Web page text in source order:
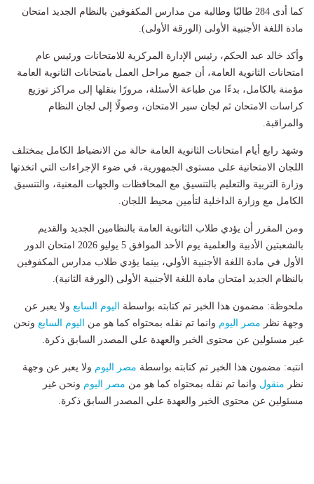
كما أدى 284 طالبًا وطالبة من مدارس المكفوفين بالنظام الجديد امتحان
مادة اللغة الأجنبية الأولى (الورقة الأولى).
وأكد خالد عبد الحكم، رئيس الإدارة المركزية للامتحانات ورئيس عام
امتحانات الثانوية العامة، أن جميع مراحل العمل بامتحانات الثانوية العامة
مؤمنة بالكامل، بدءًا من طباعة الأسئلة، مرورًا بنقلها إلى مراكز توزيع
كراسات الامتحان ثم لجان سير الامتحان، وصولًا إلى لجان النظام
والمراقبة.
وشهد رابع أيام امتحانات الثانوية العامة حالة من الانضباط الكامل بمختلف
اللجان الامتحانية على مستوى الجمهورية، في ضوء الإجراءات التي اتخذتها
وزارة التربية والتعليم بالتنسيق مع المحافظات والجهات المعنية، والتنسيق
الكامل مع وزارة الداخلية لتأمين محيط اللجان.
ومن المقرر أن يؤدي طلاب الثانوية العامة بالنظامين الجديد والقديم
بالشعبتين الأدبية والعلمية يوم الأحد الموافق 5 يوليو 2026 امتحان الدور
الأول في مادة اللغة الأجنبية الأولي، بينما يؤدي طلاب مدارس المكفوفين
بالنظام الجديد امتحان مادة اللغة الأجنبية الأولى (الورقة الثانية).
ملحوظة: مضمون هذا الخبر تم كتابته بواسطة اليوم السابع ولا يعبر عن
وجهة نظر مصر اليوم وانما تم نقله بمحتواه كما هو من اليوم السابع ونحن
غير مسئولين عن محتوى الخبر والعهدة علي المصدر السابق ذكرة.
انتبه: مضمون هذا الخبر تم كتابته بواسطة مصر اليوم ولا يعبر عن وجهة
نظر منقول وانما تم نقله بمحتواه كما هو من مصر اليوم ونحن غير
مسئولين عن محتوى الخبر والعهدة علي المصدر السابق ذكرة.